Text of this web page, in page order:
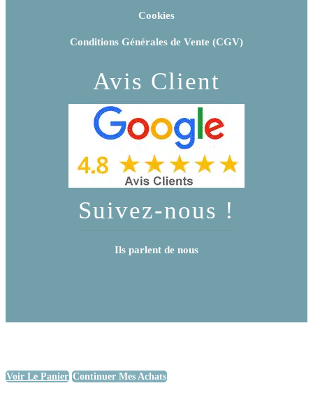
Cookies
Conditions Générales de Vente (CGV)
Avis Client
Suivez-nous !
Ils parlent de nous
Voir Le Panier Continuer Mes Achats